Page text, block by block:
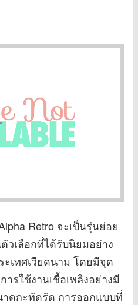
Retro จะเป็นรุ่นย่อย
วเลือกที่ได้รับนิยมอย่าง
ะเทศเวียดนาม โดยมีจุด
ารใช้งานเชื้อเพลิงอย่างมี
ดกะทัดรัด การออกแบบที่